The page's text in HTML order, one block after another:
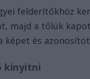
felderítőkhöz
majd a tőlük
képet és
kinyitni